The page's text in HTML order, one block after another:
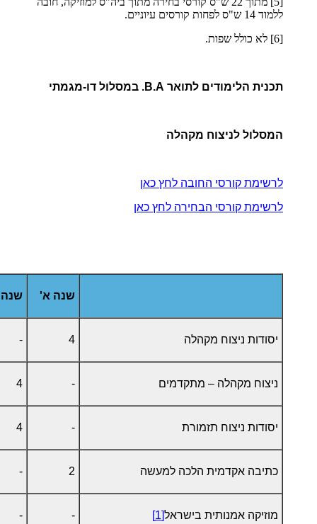
ללמוד 14 ש"ס לפחות קורסים עיוניים.
[6] לא כולל שפות.
תכנית הלימודים לתואר B.A. במסלול דו-מגמתי
המסלול לניצוח מקהלה
לרשימת קורסי החובה לחץ כאן
לרשימת קורסי הבחירה לחץ כאן
שנה א'
יסודות ניצוח מקהלה 4
-
ניצוח מקהלה – מתקדמים -
4
יסודות ניצוח תזמורת -
4
כתיבה אקדמית הלכה למעשה 2
-
מוזיקה אמנותית בישראל[1]
-
-